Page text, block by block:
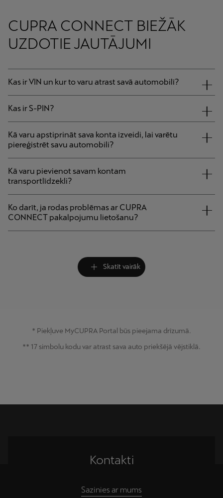
CUPRA CONNECT BIEŽĀK
UZDOTIE JAUTĀJUMI
Kas ir VIN un kur to varu atrast savā automobilī?
Kas ir S-PIN?
Kā varu apstiprināt sava konta izveidi, lai varētu
piereģistrēt savu automobili?
Kā varu pievienot savam kontam
transportlīdzekli?
Ko darīt, ja rodas problēmas ar CUPRA
CONNECT pakalpojumu lietošanu?
Skatīt vairāk
* Piekļuve MyCUPRA Portal būs pieejama drīzumā.
** 17 simbolu kodu var atrast sava auto priekšējā vējstiklā.
Kontakti
Sazinies ar mums